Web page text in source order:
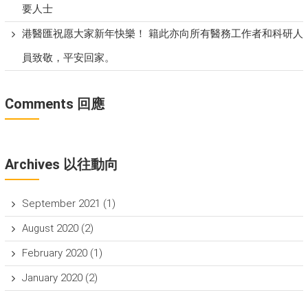
要人士
港醫匯祝愿大家新年快樂！ 籍此亦向所有醫務工作者和科研人
員致敬，平安回家。
Comments 回應
Archives 以往動向
September 2021 (1)
August 2020(2)
February 2020(1)
January 2020(2)